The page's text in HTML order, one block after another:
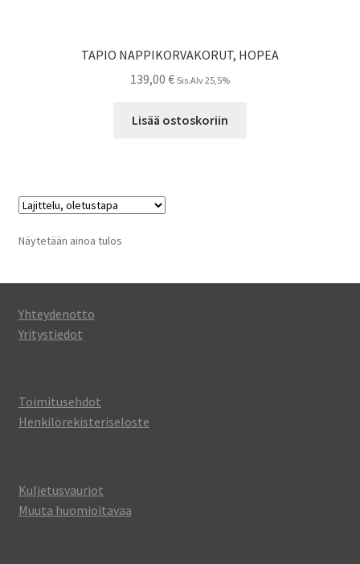
TAPIO NAPPIKORVAKORUT, HOPEA
139,00 € Sis.Alv 25,5%
Lisää ostoskoriin
Näytetään ainoa tulos
Yhteydenotto
Yritystiedot
Toimitusehdot
Henkilörekisteriseloste
Kuljetusvauriot
Muuta huomioitavaa